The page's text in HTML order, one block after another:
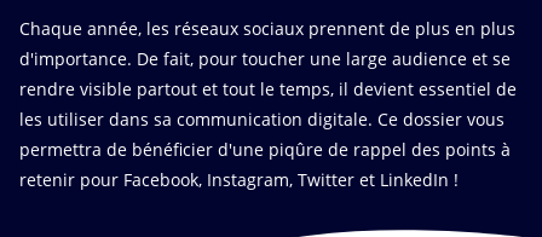
Chaque année, les réseaux sociaux prennent de plus en plus
d'importance. De fait, pour toucher une large audience et se
rendre visible partout et tout le temps, il devient essentiel de
les utiliser dans sa communication digitale. Ce dossier vous
permettra de bénéficier d'une piqûre de rappel des points à
retenir pour Facebook, Instagram, Twitter et LinkedIn !